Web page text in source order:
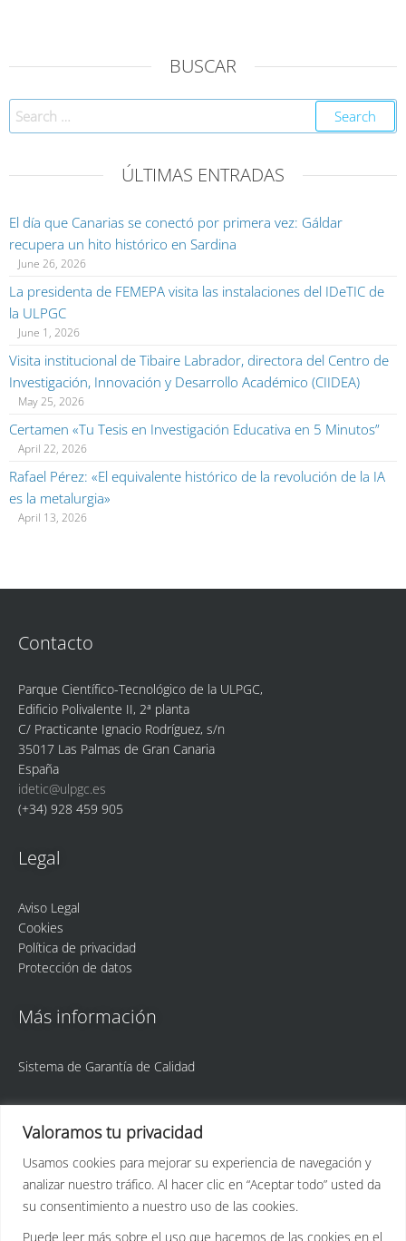
Valoramos tu privacidad
Usamos cookies para mejorar su experiencia de navegación y
analizar nuestro tráfico. Al hacer clic en “Aceptar todo” usted da
su consentimiento a nuestro uso de las cookies.
Puede leer más sobre el uso que hacemos de las cookies en el
BUSCAR
ÚLTIMAS ENTRADAS
El día que Canarias se conectó por primera vez: Gáldar
recupera un hito histórico en Sardina
June 26, 2026
La presidenta de FEMEPA visita las instalaciones del IDeTIC de
la ULPGC
June 1, 2026
Visita institucional de Tibaire Labrador, directora del Centro de
Investigación, Innovación y Desarrollo Académico (CIIDEA)
May 25, 2026
Certamen «Tu Tesis en Investigación Educativa en 5 Minutos”
April 22, 2026
Rafael Pérez: «El equivalente histórico de la revolución de la IA
es la metalurgia»
April 13, 2026
Contacto
Parque Científico-Tecnológico de la ULPGC,
Edificio Polivalente II, 2ª planta
C/ Practicante Ignacio Rodríguez, s/n
35017 Las Palmas de Gran Canaria
España
idetic@ulpgc.es
(+34) 928 459 905
Legal
Aviso Legal
Cookies
Política de privacidad
Protección de datos
Más información
Sistema de Garantía de Calidad
ULPGC Idetic